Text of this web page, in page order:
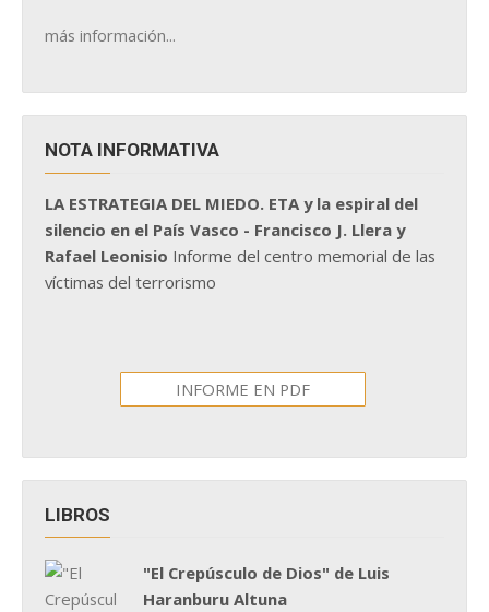
más información...
NOTA INFORMATIVA
LA ESTRATEGIA DEL MIEDO. ETA y la espiral del
silencio en el País Vasco - Francisco J. Llera y
Rafael Leonisio Informe del centro memorial de las
víctimas del terrorismo
INFORME EN PDF
LIBROS
"El Crepúsculo de Dios" de Luis
Haranburu Altuna